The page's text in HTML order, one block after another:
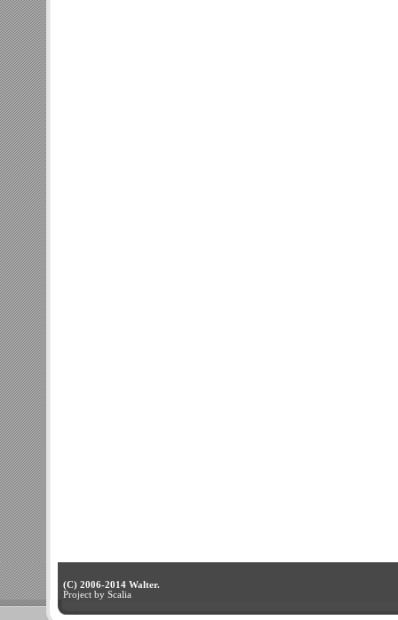
(C) 2006-2014 Walter.
Project by Scalia